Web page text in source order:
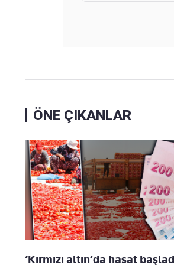
ÖNE ÇIKANLAR
‘Kırmızı altın’da hasat